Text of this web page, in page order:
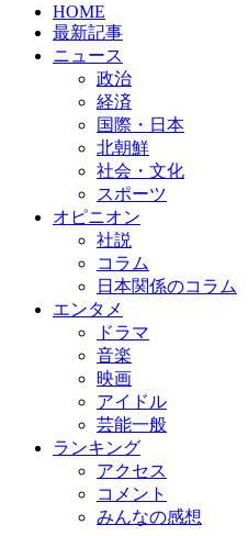
HOME
最新記事
ニュース
政治
経済
国際・日本
北朝鮮
社会・文化
スポーツ
オピニオン
社説
コラム
日本関係のコラム
エンタメ
ドラマ
音楽
映画
アイドル
芸能一般
ランキング
アクセス
コメント
みんなの感想